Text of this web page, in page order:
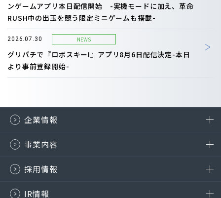
ンゲームアプリ本日配信開始 -実機モードに加え、革命
RUSH中の出玉を競う限定ミニゲームも搭載-
2026.07.30 NEWS
グリパチで『ロボスキーI』アプリ8月6日配信決定-本日
より事前登録開始-
企業情報
事業内容
採用情報
IR情報